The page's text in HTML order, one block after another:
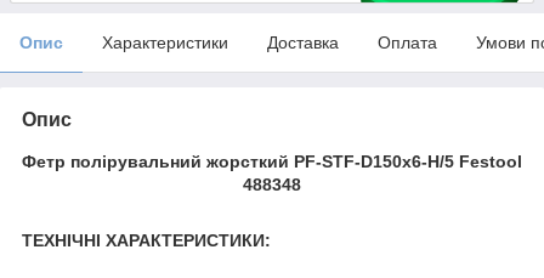
Опис Характеристики Доставка Оплата Умови
Опис
Фетр полірувальний жорсткий PF-STF-D150x6-H/5 Festool
488348
ТЕХНІЧНІ ХАРАКТЕРИСТИКИ: